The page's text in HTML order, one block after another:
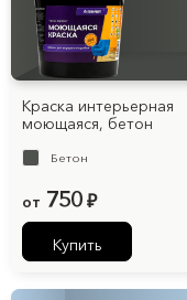
Краска интерьерная
моющаяся, бетон
Бетон
от 750 ₽
Купить